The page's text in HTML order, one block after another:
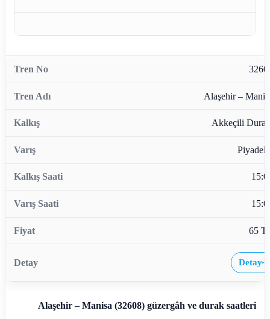
Alaşehir –
Akkeçili
65
Detay›
Alaşehir – Manisa (32608)güzergâh ve durak saatleri